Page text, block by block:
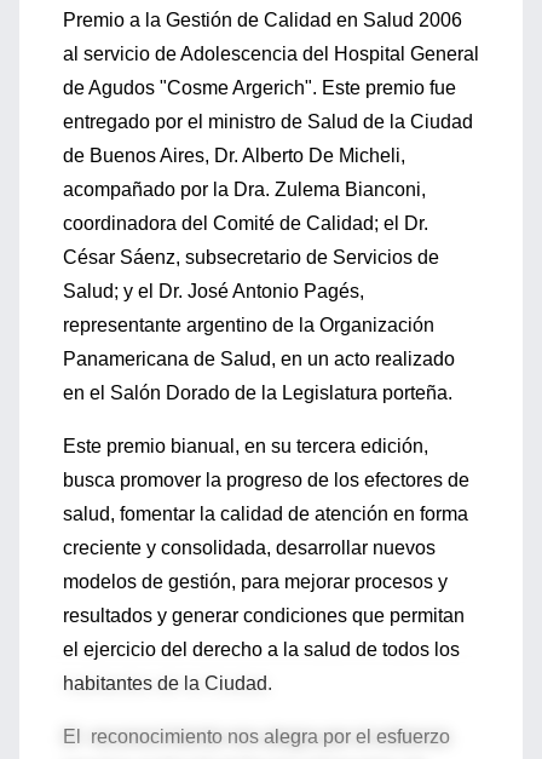
Premio a la Gestión de Calidad en Salud 2006
al servicio de Adolescencia del Hospital General
de Agudos "Cosme Argerich". Este premio fue
entregado por el ministro de Salud de la Ciudad
de Buenos Aires, Dr. Alberto De Micheli,
acompañado por la Dra. Zulema Bianconi,
coordinadora del Comité de Calidad; el Dr.
César Sáenz, subsecretario de Servicios de
Salud; y el Dr. José Antonio Pagés,
representante argentino de la Organización
Panamericana de Salud, en un acto realizado
en el Salón Dorado de la Legislatura porteña.
Este premio bianual, en su tercera edición,
busca promover la progreso de los efectores de
salud, fomentar la calidad de atención en forma
creciente y consolidada, desarrollar nuevos
modelos de gestión, para mejorar procesos y
resultados y generar condiciones que permitan
el ejercicio del derecho a la salud de todos los
habitantes de la Ciudad.
El reconocimiento nos alegra por el esfuerzo